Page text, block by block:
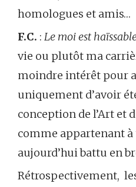
homologues et amis…
F.C. : Le moi est
vie ou plutôt ma
moindre intérêt pour
uniquement d’avoir
conception de l’Art et
comme appartenant
aujourd’hui battu en
Rétrospectivement,